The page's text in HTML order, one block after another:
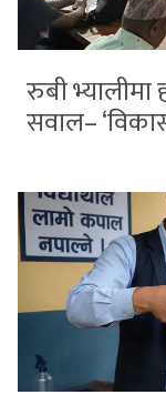
रुबी भ्यालीमा
सवाल–